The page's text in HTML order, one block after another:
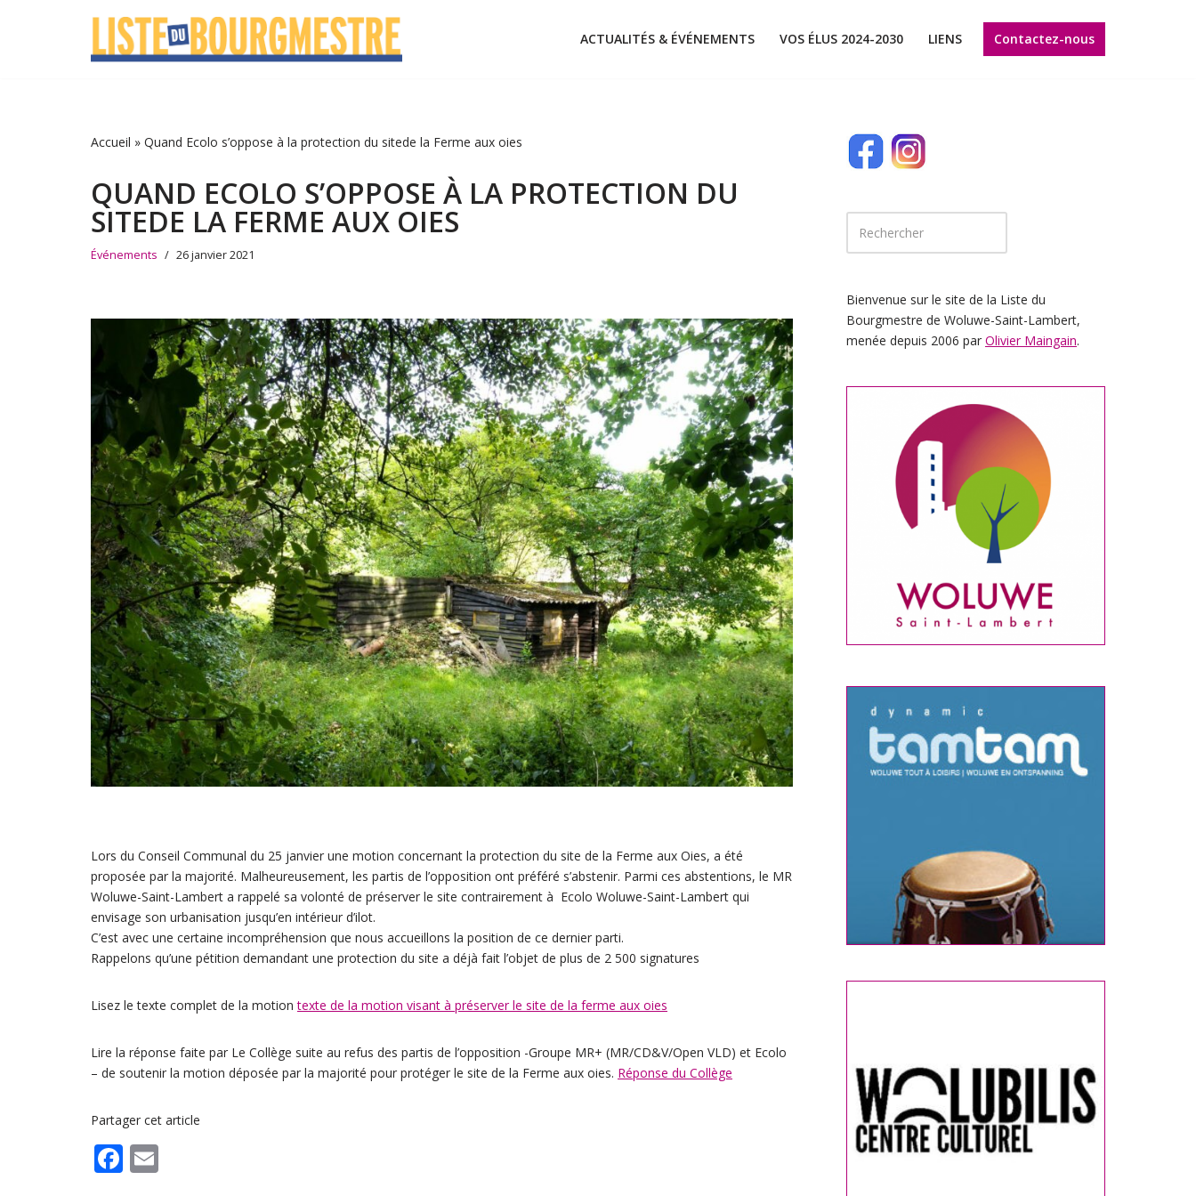
ACTUALITÉS & ÉVÉNEMENTS VOS ÉLUS 2024-2030 LIENS Contactez-nous
Accueil » Quand Ecolo s’oppose à la protection du sitede la Ferme aux oies
QUAND ECOLO S’OPPOSE À LA PROTECTION DU
SITEDE LA FERME AUX OIES
Événements 26 janvier 2021
Lors du Conseil Communal du 25 janvier une motion concernant la protection du site de la Ferme aux Oies, a été
proposée par la majorité. Malheureusement, les partis de l’opposition ont préféré s’abstenir. Parmi ces abstentions, le MR
Woluwe-Saint-Lambert a rappelé sa volonté de préserver le site contrairement à Ecolo Woluwe-Saint-Lambert qui
envisage son urbanisation jusqu’en intérieur d’ilot.
C’est avec une certaine incompréhension que nous accueillons la position de ce dernier parti.
Rappelons qu’une pétition demandant une protection du site a déjà fait l’objet de plus de 2 500 signatures
Lisez le texte complet de la motiontexte de la motion visant à préserver le site de la ferme aux oies
Lire la réponse faite par Le Collège suite au refus des partis de l’opposition -Groupe MR+ (MR/CD&V/Open VLD) et Ecolo
– de soutenir la motion déposée par la majorité pour protéger le site de la Ferme aux oies. Réponse du Collège
Partager cet article
F
Bienvenue sur le site de la Liste du
Bourgmestre de Woluwe-Saint-Lambert,
menée depuis 2006 par Olivier Maingain.